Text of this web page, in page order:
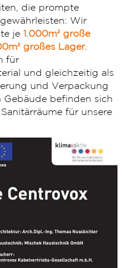
die prompte
Wir
je1.000m² große
großes Lager.
für
und gleichzeitig als
und Verpackung
Gebäude befinden sich
für unsere